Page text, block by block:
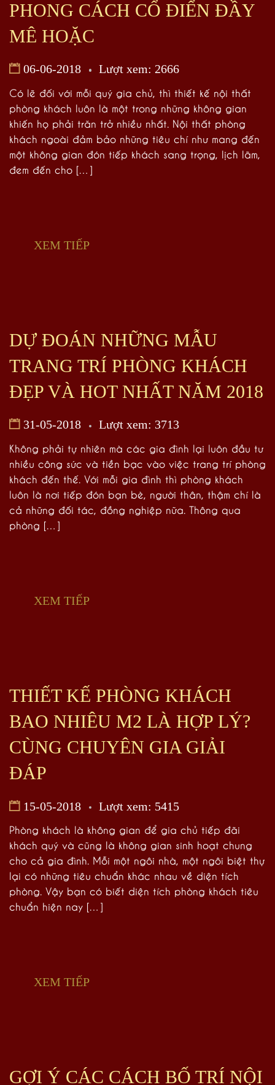
PHONG CÁCH CỔ ĐIỂN ĐẦY
MÊ HOẶC
06-06-2018
Lượt xem: 2666
Có lẽ đối với mỗi quý gia chủ, thì thiết kế nội thất
phòng khách luôn là một trong những không gian
khiến họ phải trăn trở nhiều nhất. Nội thất phòng
khách ngoài đảm bảo những tiêu chí như mang đến
một không gian đón tiếp khách sang trọng, lịch lãm,
đem đến cho […]
XEM TIẾP
DỰ ĐOÁN NHỮNG MẪU
TRANG TRÍ PHÒNG KHÁCH
ĐẸP VÀ HOT NHẤT NĂM 2018
31-05-2018
Lượt xem: 3713
Không phải tự nhiên mà các gia đình lại luôn đầu tư
nhiều công sức và tiền bạc vào việc trang trí phòng
khách đến thế. Với mỗi gia đình thì phòng khách
luôn là nơi tiếp đón bạn bè, người thân, thậm chí là
cả những đối tác, đồng nghiệp nữa. Thông qua
phòng […]
XEM TIẾP
THIẾT KẾ PHÒNG KHÁCH
BAO NHIÊU M2 LÀ HỢP LÝ?
CÙNG CHUYÊN GIA GIẢI
ĐÁP
15-05-2018
Lượt xem: 5415
Phòng khách là không gian để gia chủ tiếp đãi
khách quý và cũng là không gian sinh hoạt chung
cho cả gia đình. Mỗi một ngôi nhà, một ngôi biệt thự
lại có những tiêu chuẩn khác nhau về diện tích
phòng. Vậy bạn có biết diện tích phòng khách tiêu
chuẩn hiện nay […]
XEM TIẾP
GỢI Ý CÁC CÁCH BỐ TRÍ NỘI